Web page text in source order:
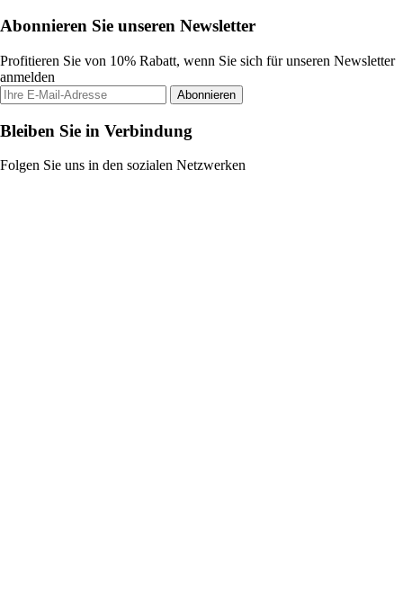
Abonnieren Sie unseren Newsletter
Profitieren Sie von 10% Rabatt, wenn Sie sich für unseren Newsletter
anmelden
Abonnieren
Bleiben Sie in Verbindung
Folgen Sie uns in den sozialen Netzwerken